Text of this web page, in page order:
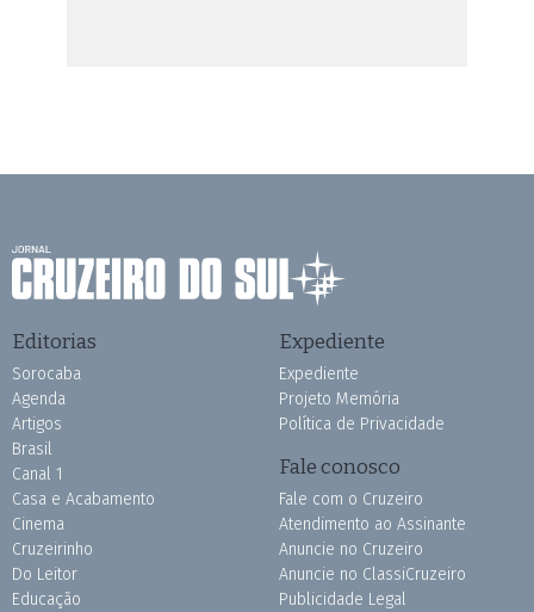
Editorias
Sorocaba
Agenda
Artigos
Brasil
Canal 1
Casa e Acabamento
Cinema
Cruzeirinho
Do Leitor
Educação
Expediente
Expediente
Projeto Memória
Política de Privacidade
Fale conosco
Fale com o Cruzeiro
Atendimento ao Assinante
Anuncie no Cruzeiro
Anuncie no ClassiCruzeiro
Publicidade Legal